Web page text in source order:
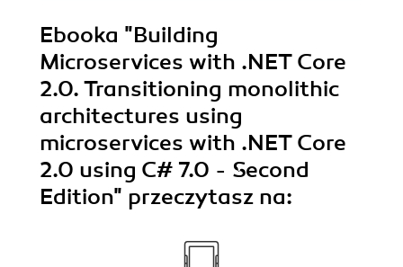
Ebooka "Building
Microservices with .NET Core
2.0. Transitioning monolithic
architectures using
microservices with .NET Core
2.0 using C# 7.0 - Second
Edition" przeczytasz na: